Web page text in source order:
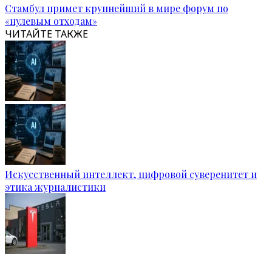
Стамбул примет крупнейший в мире форум по
«нулевым отходам»
ЧИТАЙТЕ ТАКЖЕ
Искусственный интеллект, цифровой суверенитет и
этика журналистики